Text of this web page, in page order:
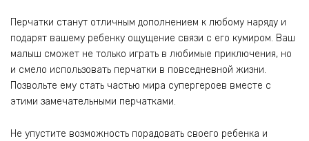
Перчатки станут отличным дополнением к любому наряду и
подарят вашему ребенку ощущение связи с его кумиром. Ваш
малыш сможет не только играть в любимые приключения, но
и смело использовать перчатки в повседневной жизни.
Позвольте ему стать частью мира супергероев вместе с
этими замечательными перчатками.
Не упустите возможность порадовать своего ребенка и